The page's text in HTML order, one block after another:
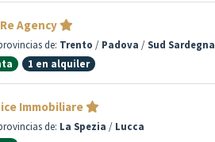
Agency
de: Trento / Padova / Sud Sardegna
1 en alquiler
Immobiliare
de: La Spezia / Lucca